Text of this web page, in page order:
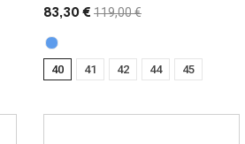
83,30 € 119,00 €
40 41 42 44 45